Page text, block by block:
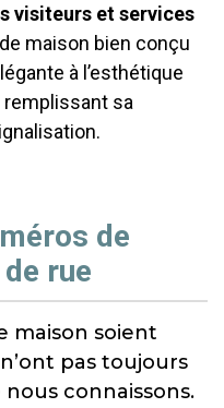
visiteurs et services
maison bien conçu
à l’esthétique
sa
de
rue
maison soient
pas toujours
connaissons.